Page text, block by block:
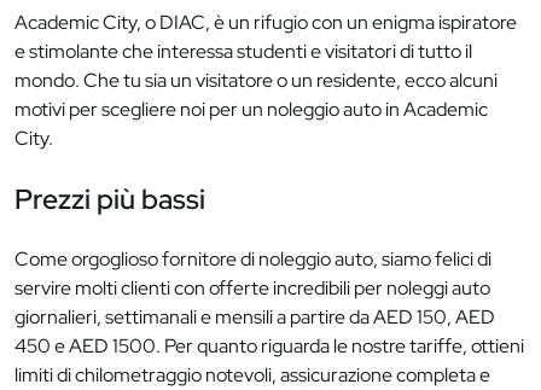
Academic City, o DIAC, è un rifugio con un enigma ispiratore
e stimolante che interessa studenti e visitatori di tutto il
mondo. Che tu sia un visitatore o un residente, ecco alcuni
motivi per scegliere noi per un noleggio auto in Academic
City.
Prezzi più bassi
Come orgoglioso fornitore di noleggio auto, siamo felici di
servire molti clienti con offerte incredibili per noleggi auto
giornalieri, settimanali e mensili a partire da AED 150, AED
450 e AED 1500. Per quanto riguarda le nostre tariffe, ottieni
limiti di chilometraggio notevoli, assicurazione completa e